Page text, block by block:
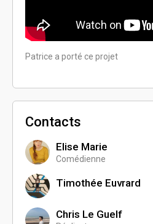
Patrice a porté ce projet
Contacts
Elise Marie
Comédienne
Timothée Euvrard
Chris Le Guelf